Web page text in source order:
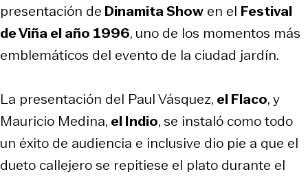
presentación de Dinamita Show en el Festival
de Viña el año 1996, uno de los momentos más
emblemáticos del evento de la ciudad jardín.
La presentación del Paul Vásquez, el Flaco, y
Mauricio Medina, el Indio, se instaló como todo
un éxito de audiencia e inclusive dio pie a que el
dueto callejero se repitiese el plato durante el